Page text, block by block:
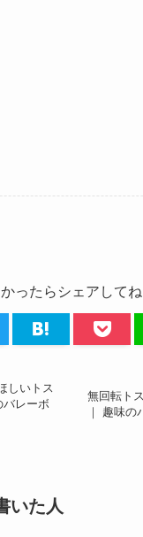
ったらシェアしてね
しいトス
レーボ
無回転ト
｜ 趣味の
いた人